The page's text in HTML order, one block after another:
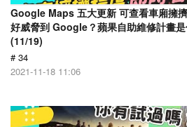
Google Maps 五大更新 可查看車廂擁
好威脅到 Google？蘋果自助維修計畫
(11/19)
# 34
2021-11-18 11:06